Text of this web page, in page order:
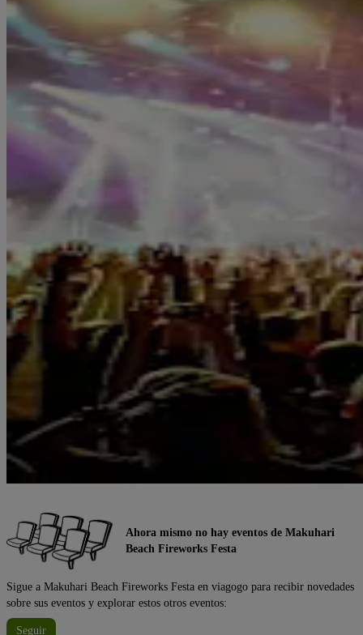
Ahora mismo no hay eventos de Makuhari
Beach Fireworks Festa
Sigue a Makuhari Beach Fireworks Festa en viagogo para recibir novedades
sobre sus eventos y explorar estos otros eventos:
Seguir